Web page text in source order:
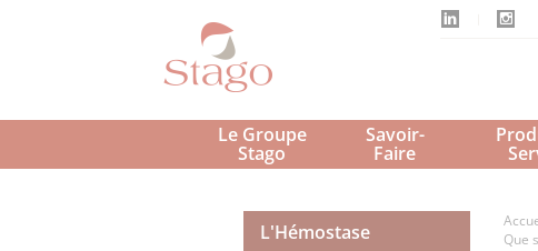
Le Groupe
Stago
Savoir-
Faire
L'Hémostase
Que